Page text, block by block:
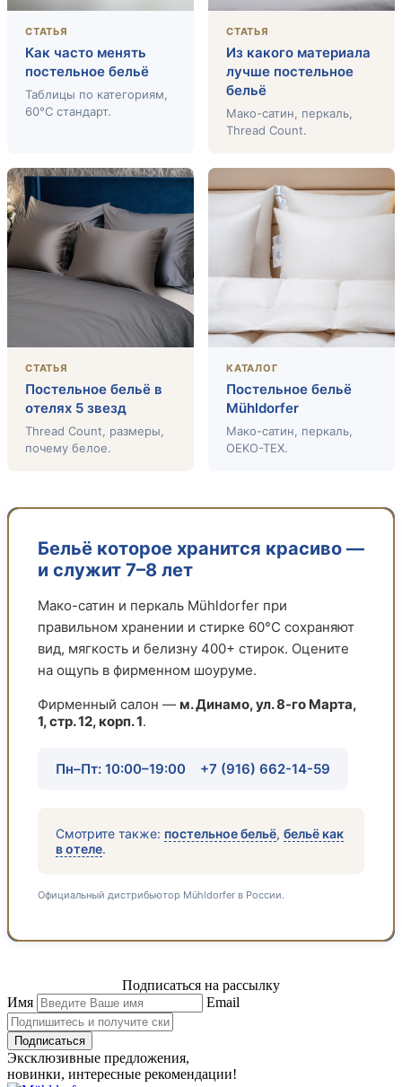
СТАТЬЯ
Как часто менять
постельное бельё
Таблицы по категориям,
60°C стандарт.
СТАТЬЯ
Из какого материала
лучше постельное
бельё
Мако-сатин, перкаль,
Thread Count.
СТАТЬЯ
Постельное бельё в
отелях 5 звезд
Thread Count, размеры,
почему белое.
КАТАЛОГ
Постельное бельё
Mühldorfer
Мако-сатин, перкаль,
OEKO-TEX.
Бельё которое хранится красиво —
и служит 7–8 лет
Мако-сатин и перкаль Mühldorfer при
правильном хранении и стирке 60°C сохраняют
вид, мягкость и белизну 400+ стирок. Оцените
на ощупь в фирменном шоуруме.
Фирменный салон — м. Динамо, ул. 8-го Марта,
1, стр. 12, корп. 1.
Пн–Пт: 10:00–19:00 +7 (916) 662-14-59
Смотрите также: постельное бельё, бельё как
в отеле.
Официальный дистрибьютор Mühldorfer в России.
Подписаться на рассылку
Имя
Email
Подписаться
Эксклюзивные предложения,
новинки, интересные рекомендации!